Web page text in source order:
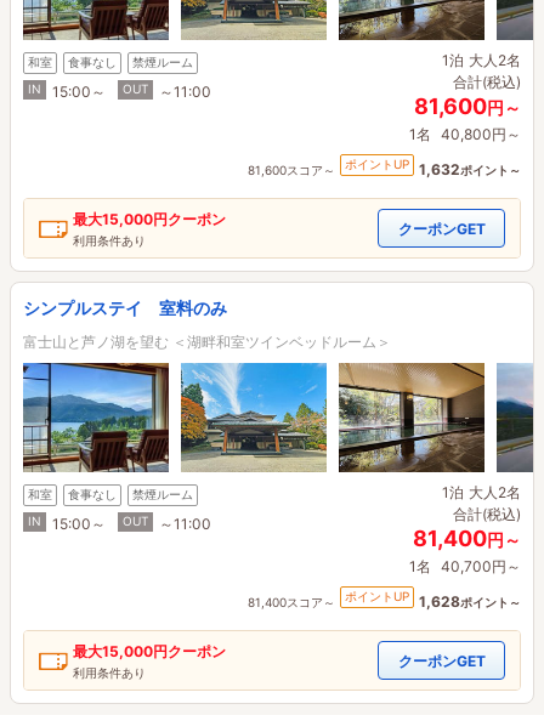
和室 食事なし
禁煙ルーム
IN
15:00～ OUT ～11:00
1泊 大人2名
合計(税込)
81,600円～
1名 40,800円～
81,600スコア～ ポイントUP 1,632ポイント～
最大15,000円クーポン
利用条件あり
クーポンGET
シンプルステイ 室料のみ
富士山と芦ノ湖を望む ＜湖畔和室ツインベッドルーム＞
和室 食事なし
禁煙ルーム
IN
15:00～ OUT ～11:00
1泊 大人2名
合計(税込)
81,400円～
1名 40,700円～
81,400スコア～ ポイントUP 1,628ポイント～
最大15,000円クーポン
利用条件あり
クーポンGET